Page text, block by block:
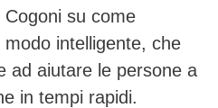
Cogoni su come
modo intelligente, che
ad aiutare le persone a
in tempi rapidi.